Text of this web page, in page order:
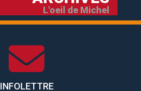
L'oeil de Michel
INFOLETTRE